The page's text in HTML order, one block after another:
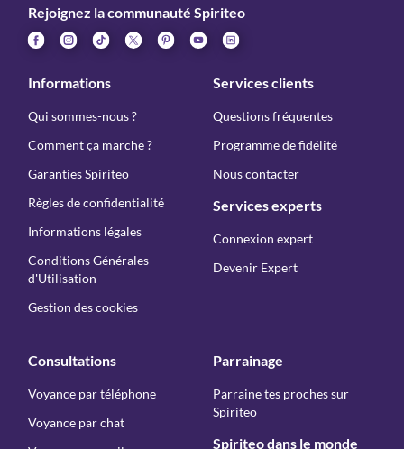
Rejoignez la communauté Spiriteo
Informations
Qui sommes-nous ?
Comment ça marche ?
Garanties Spiriteo
Règles de confidentialité
Informations légales
Conditions Générales
d'Utilisation
Gestion des cookies
Services clients
Questions fréquentes
Programme de fidélité
Nous contacter
Services experts
Connexion expert
Devenir Expert
Consultations
Voyance par téléphone
Voyance par chat
Parrainage
Parraine tes proches sur
Spiriteo
Spiriteo dans le monde